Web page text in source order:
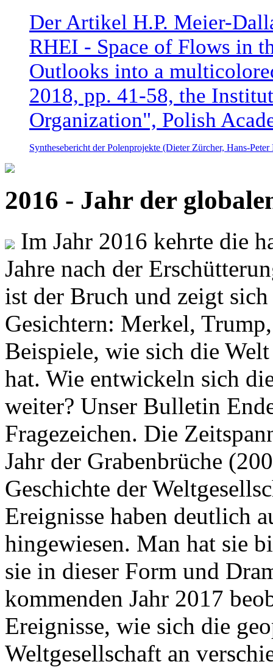
Der Artikel H.P. Meier-
RHEI - Space of Flows in
Outlooks into a
2018, pp. 41-58, the
Organization", Polish
Synthesebericht der Polenprojekte (Dieter Zürcher, Hans-
2016 - Jahr der
Im Jahr 2016 kehrte die
Jahre nach der
ist der Bruch und zeigt
Gesichtern: Merkel,
Beispiele, wie sich die
hat. Wie entwickeln sich
weiter? Unser Bulletin
Fragezeichen. Die
Jahr der Grabenbrüche
Geschichte der
Ereignisse haben deutlich
hingewiesen. Man hat sie
sie in dieser Form und
kommenden Jahr 2017
Ereignisse, wie sich die
Weltgesellschaft an